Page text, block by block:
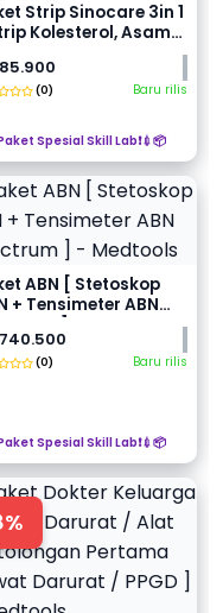
Strip Sinocare 3in 1
Kolesterol, Asam
(0) Baru rilis
Spesial Skill Lab❗💉📦
ABN [ Stetoskop
+ Tensimeter ABN
] - Medt...
(0) Baru rilis
Spesial Skill Lab❗💉📦